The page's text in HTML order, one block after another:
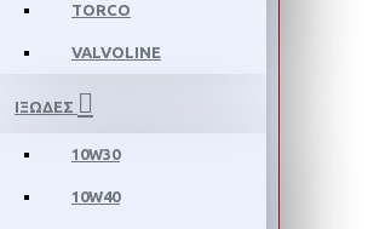
TORCO
VALVOLINE
ΙΞΩΔΕΣ
10W30
10W40